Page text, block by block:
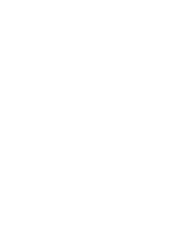
con SALF a dichas
El magistrado Juan
a la fiscal, ya pidió
Melgar hace lo propio,
presidente de la Sala
Explicación «poco
Sánchez Melgar explica